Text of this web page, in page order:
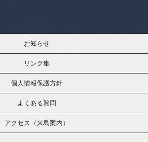
お知らせ
リンク集
個人情報保護方針
よくある質問
アクセス（来島案内）